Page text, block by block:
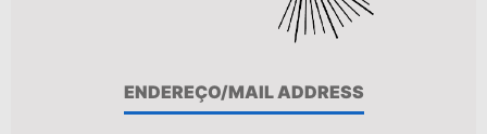
ENDEREÇO/MAIL ADDRESS